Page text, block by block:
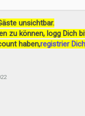
unsichtbar.
zu können, logg Dich
haben,registrier Dich